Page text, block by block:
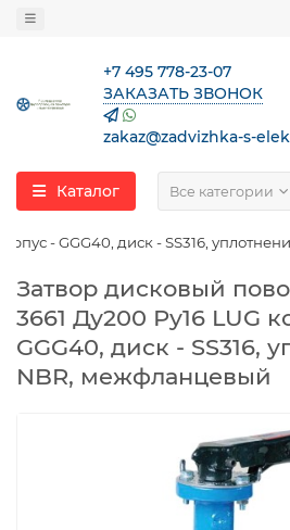
+7 495 778-23-07
ЗАКАЗАТЬ ЗВОНОК
zakaz@zadvizhka-s-
Каталог Все категории
- GGG40, диск - SS316,
Затвор дисковый
3661 Ду200 Ру16 LUG
GGG40, диск - SS316,
NBR, межфланцевый